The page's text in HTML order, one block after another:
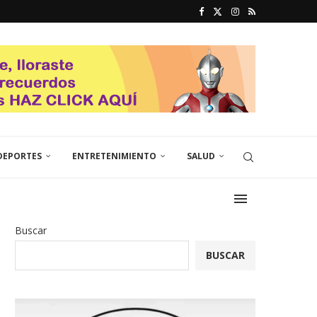
ENTRETENIMIENTO SALUD
Buscar
BUSCAR